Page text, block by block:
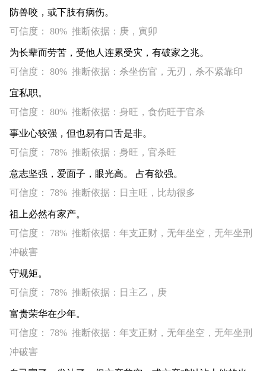
防兽咬，或下肢有病伤。
可信度： 80% 推断依据：庚，寅卯
为长辈而劳苦，受他人连累受灾，有破家之兆。
可信度： 80% 推断依据：杀坐伤官，无刃，杀不紧靠印
宜私职。
可信度： 80% 推断依据：身旺，食伤旺于官杀
事业心较强，但也易有口舌是非。
可信度： 78% 推断依据：身旺，官杀旺
意志坚强，爱面子，眼光高。 占有欲强。
可信度： 78% 推断依据：日主旺，比劫很多
祖上必然有家产。
可信度： 78% 推断依据：年支正财，无年坐空，无年坐刑
冲破害
守规矩。
可信度： 78% 推断依据：日主乙，庚
富贵荣华在少年。
可信度： 78% 推断依据：年支正财，无年坐空，无年坐刑
冲破害